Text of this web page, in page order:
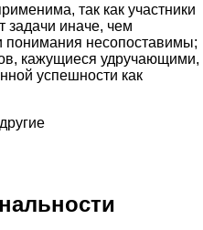
так как участники
задачи иначе, чем
понимания несопоставимы;
кажущиеся удручающими,
успешности как